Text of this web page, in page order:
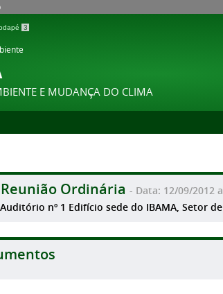
3
E MUDANÇA DO CLIMA
Reunião Ordinária - Data: 12/09/2012
nº 1 Edifício sede do IBAMA, Setor